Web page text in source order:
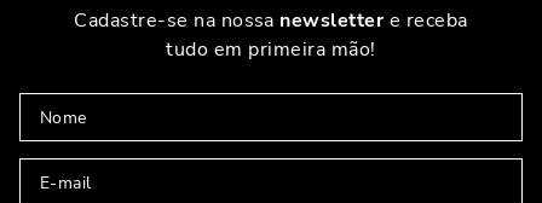
Cadastre-se na nossa newslettere receba
tudo em primeira mão!